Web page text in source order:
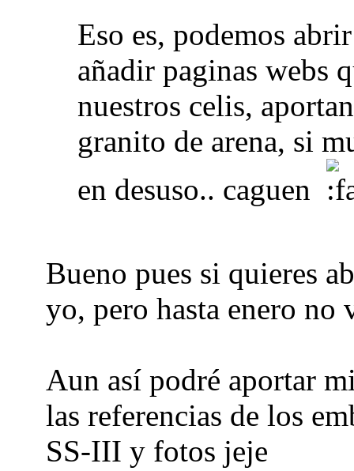
Eso es, podemos
añadir paginas webs
nuestros celis,
granito de arena, si
en desuso.. caguen
Bueno pues si quieres
yo, pero hasta enero
Aun así podré aportar
las referencias de los
SS-III y fotos jeje